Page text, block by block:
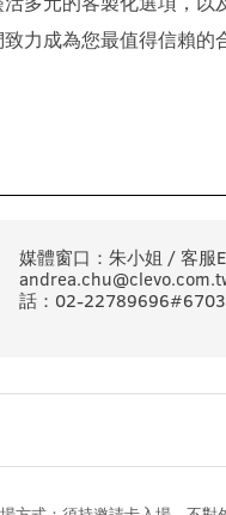
力成為您最值得信賴的
媒體窗口：朱小姐 / 客服
話：02-22789696#6703